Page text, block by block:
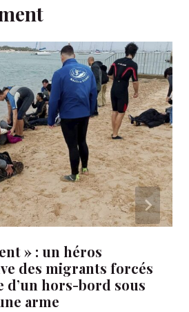
» : un héros
des migrants forcés
d’un hors-bord sous
arme